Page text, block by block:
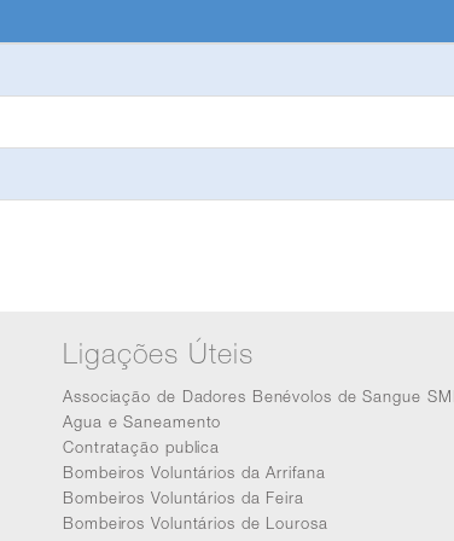
Ligações Úteis
Associação de Dadores Benévolos de Sangue
Agua e Saneamento
Contratação publica
Bombeiros Voluntários da Arrifana
Bombeiros Voluntários da Feira
Bombeiros Voluntários de Lourosa